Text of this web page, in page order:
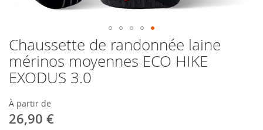
Chaussette de randonnée laine
mérinos moyennes ECO HIKE
EXODUS 3.0
À partir de
26,90 €
Skip
to
the
beginning
the
images
gallery